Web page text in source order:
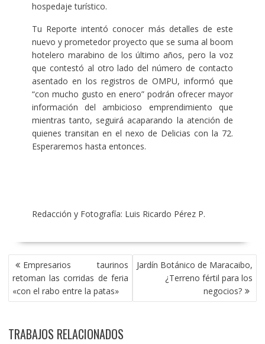
hospedaje turístico.
Tu Reporte intentó conocer más detalles de este
nuevo y prometedor proyecto que se suma al boom
hotelero marabino de los último años, pero la voz
que contestó al otro lado del número de contacto
asentado en los registros de OMPU, informó que
“con mucho gusto en enero” podrán ofrecer mayor
información del ambicioso emprendimiento que
mientras tanto, seguirá acaparando la atención de
quienes transitan en el nexo de Delicias con la 72.
Esperaremos hasta entonces.
Redacción y Fotografía: Luis Ricardo Pérez P.
NAVEGACIÓN
DE
ENTRADAS
Empresarios taurinos
retoman las corridas de feria
«con el rabo entre la patas»
Jardín Botánico de Maracaibo,
¿Terreno fértil para los
negocios?
TRABAJOS RELACIONADOS